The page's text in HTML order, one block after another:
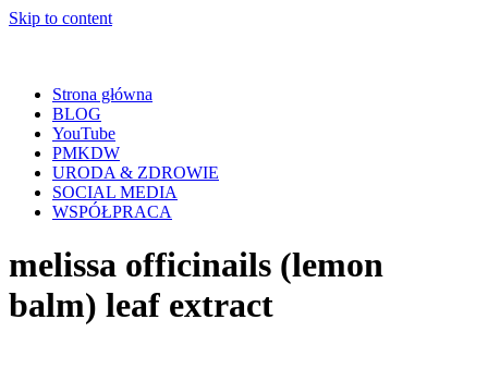
Skip to content
Strona główna
BLOG
YouTube
PMKDW
URODA & ZDROWIE
SOCIAL MEDIA
WSPÓŁPRACA
melissa officinails (lemon
balm) leaf extract